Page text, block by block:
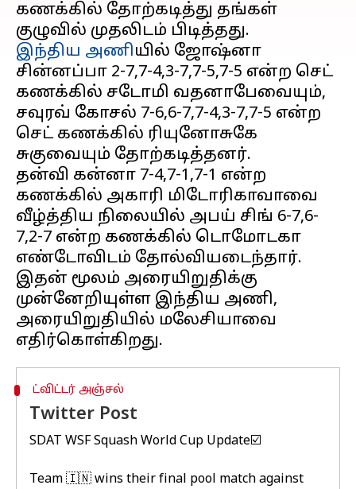
கணக்கில் தோற்கடித்து தங்கள்
இந்திய அணியில் ஜோஷ்னா
சின்னப்பா 2-7,7-4,3-7,7-5,7-5 என்ற செட்
கணக்கில் சடோமி வதனாபேவையும்,
சவுரவ் கோசல் 7-6,6-7,7-4,3-7,7-5 என்ற
செட் கணக்கில் ரியுனோசுகே
சுகுவையும் தோற்கடித்தனர்.
தன்வி கன்னா 7-4,7-1,7-1 என்ற
கணக்கில் அகாரி மிடோரிகாவாவை
வீழ்த்திய நிலையில் அபய் சிங் 6-7,6-
7,2-7 என்ற கணக்கில் டொமோடகா
எண்டோவிடம் தோல்வியடைந்தார்.
இதன் மூலம் அரையிறுதிக்கு
முன்னேறியுள்ள இந்திய அணி,
அரையிறுதியில் மலேசியாவை
ட்விட்டர் அஞ்சல்
Twitter Post
SDAT WSF Squash World Cup Update☑️
Team 🇮🇳 wins their final pool match against